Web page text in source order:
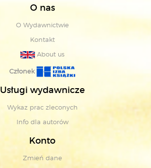
O nas
O Wydawnictwie
Kontakt
About us
Członek
Usługi wydawnicze
Wykaz prac zleconych
Info dla autorów
Konto
Zmień dane